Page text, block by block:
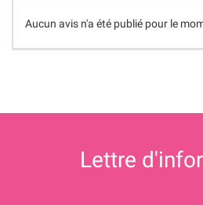
Aucun avis n'a été publié pour le
Lettre